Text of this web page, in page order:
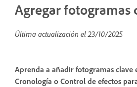
Agregar fotogramas
Última actualización el23/10/2025
Aprenda a añadir fotogramas clave
Cronología o Control de efectos